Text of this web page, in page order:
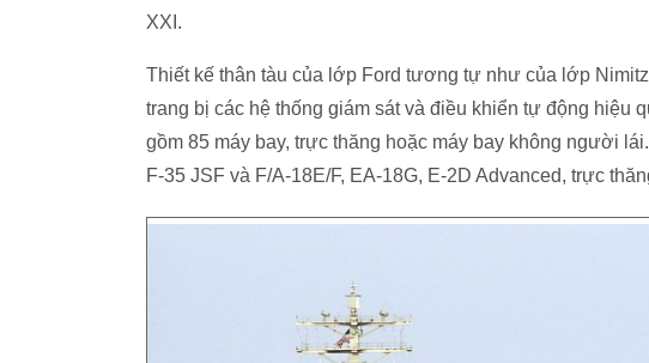
XXI.
Thiết kế thân tàu của lớp Ford tương tự như của lớp
trang bị các hệ thống giám sát và điều khiển tự động hiệu
gồm 85 máy bay, trực thăng hoặc máy bay không người
F-35 JSF và F/A-18E/F, EA-18G, E-2D Advanced, trực